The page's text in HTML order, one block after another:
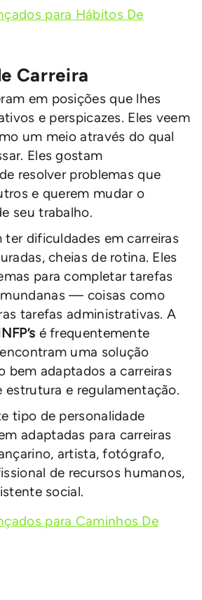
para Hábitos De
Carreira
em posições que lhes
e perspicazes. Eles veem
um meio através do qual
Eles gostam
resolver problemas que
e querem mudar o
seu trabalho.
ter dificuldades em carreiras
cheias de rotina. Eles
para completar tarefas
— coisas como
tarefas administrativas. A
é frequentemente
uma solução
bem adaptados a carreiras
estrutura e regulamentação.
tipo de personalidade
adaptadas para carreiras
artista, fotógrafo,
de recursos humanos,
social.
para Caminhos De